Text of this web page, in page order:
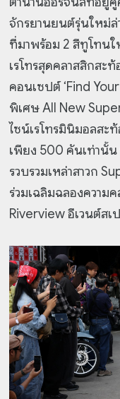
จักรยานยนต์รุ่นใหม่
ที่มาพร้อม 2 สีทูโทนใ
เรโทรสุดคลาสสิกสะ
คอนเซปต์ ‘Find
พิเศษ All New
ไซน์เรโทรมินิมอลส
เพียง 500 คันเท่านั้
รวบรวมเหล่าสาวก
ร่วมเฉลิมฉลองควา
Riverview อีเวนต์สเ